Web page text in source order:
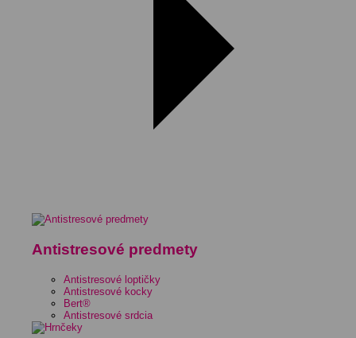
Antistresové predmety
Antistresové loptičky
Antistresové kocky
Bert®
Antistresové srdcia